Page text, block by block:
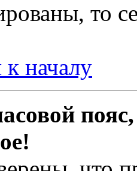
то
началу